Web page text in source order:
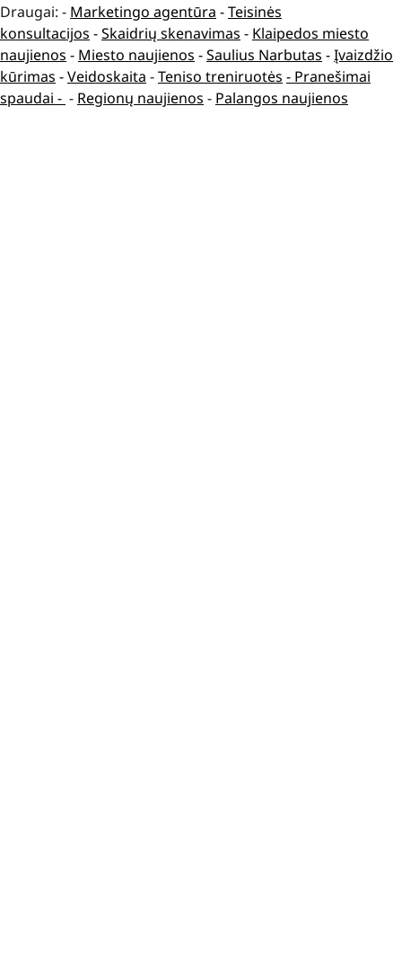
Draugai: - Marketingo agentūra -Teisinės
konsultacijos -Skaidrių skenavimas - Klaipedos miesto
naujienos - Miesto naujienos -Saulius Narbutas -Įvaizdžio
kūrimas -Veidoskaita -Teniso treniruotės - Pranešimai
spaudai - - Regionų naujienos - Palangos naujienos